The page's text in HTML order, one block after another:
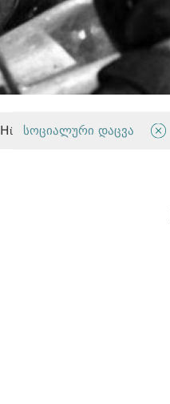
Hüquqmühafizə sistemi
სოციალური დაცვა